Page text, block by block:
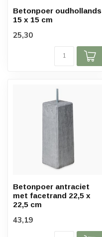
Betonpoer oudhollands
15 x 15 cm
25,30
Betonpoer antraciet
met facetrand 22,5 x
22,5 cm
43,19